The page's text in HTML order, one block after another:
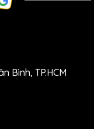
Bình, TP.HCM